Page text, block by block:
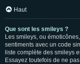
Haut
Que sont les smileys ?
Les smileys, ou
sentiments avec un code
liste complète des smileys
Essayez toutefois de ne